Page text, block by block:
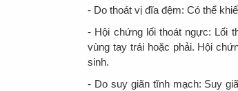
- Do thoát vị đĩa đệm: Có thể
- Hội chứng lối thoát ngực: Lối
vùng tay trái hoặc phải. Hội
sinh.
- Do suy giãn tĩnh mạch: Suy